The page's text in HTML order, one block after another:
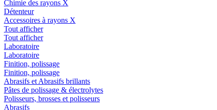
Chimie des rayons X
Détenteur
Accessoires à rayons X
Tout afficher
Tout afficher
Laboratoire
Laboratoire
Finition, polissage
Finition, polissage
Abrasifs et Abrasifs brillants
Pâtes de polissage & électrolytes
Polisseurs, brosses et polisseurs
Abrasifs